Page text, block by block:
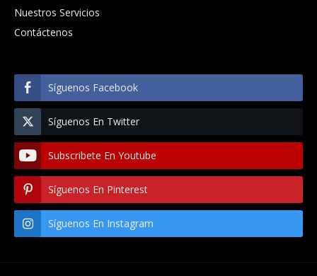
Nuestros Servicios
Contáctenos
Síguenos Facebook
Síguenos En Twitter
Subscribete En Youtube
Síguenos En Pinterest
Síguenos En Instagram